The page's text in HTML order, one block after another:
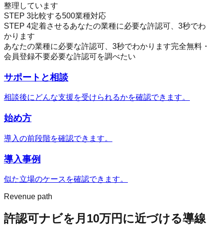
整理しています
STEP 3比較する500業種対応
STEP 4定着させるあなたの業種に必要な許認可、3秒でわ
かります
あなたの業種に必要な許認可、3秒でわかります完全無料・
会員登録不要必要な許認可を調べたい
サポートと相談
相談後にどんな支援を受けられるかを確認できます。
始め方
導入の前段階を確認できます。
導入事例
似た立場のケースを確認できます。
Revenue path
許認可ナビを月10万円に近づける導線